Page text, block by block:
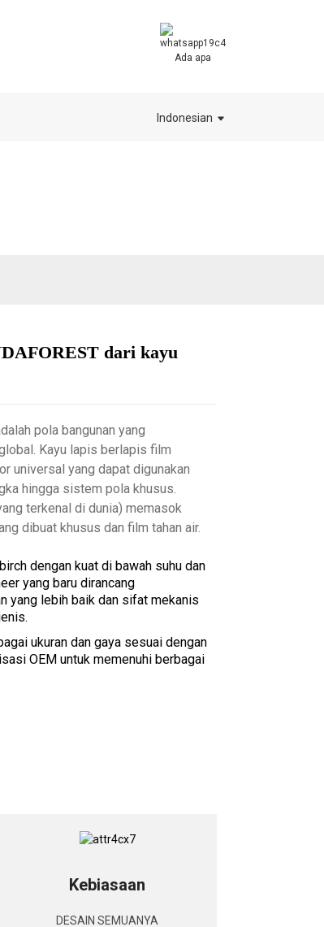
Ada apa
Indonesian
dari kayu
pola bangunan yang
Kayu lapis berlapis film
universal yang dapat digunakan
hingga sistem pola khusus.
terkenal di dunia) memasok
dibuat khusus dan film tahan air.
dengan kuat di bawah suhu dan
yang baru dirancang
yang lebih baik dan sifat mekanis
ukuran dan gaya sesuai dengan
OEM untuk memenuhi berbagai
Kebiasaan
DESAIN SEMUANYA